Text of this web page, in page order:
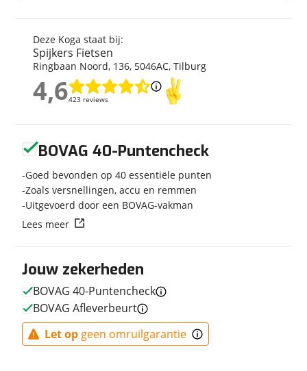
Frametype
Framehoogte
57 cm
Wielmaat
28 inch
Nieuw of occasion
Nieuw
Techniek
Transmissie
Naaf
Aantal versnellingen
11
Framemateriaal
Kleur
Zwart
Fabriekskleur
Type remsysteem voor
Schijfrem
Merk remsysteem voor
Type primair remsysteem
achter
Schijfrem
Deze Koga staat bij:
Spijkers Fietsen
Ringbaan Noord, 136, 5046AC, Tilburg
4,6423 reviews
4,6
Jouw contactgegevens
Naam
E-mailadres
Telefoonnummer (optioneel)
Vraag mijn reservering aan
goed mogelijk bij de aanbieder te brengen. Lees hier meer
Jouw zekerheden
BOVAG 40-Puntencheck
BOVAG Afleverbeurt
Let op geen omruilgarantie
BOVAG 40-Puntencheck
Goed bevonden op 40 essentiële punten
Zoals versnellingen, accu en remmen
Uitgevoerd door een BOVAG-vakman
Lees meer